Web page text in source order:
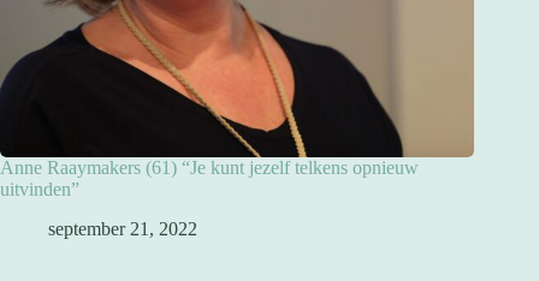
Anne Raaymakers (61) “Je kunt jezelf telkens opnieuw
uitvinden”
september 21, 2022